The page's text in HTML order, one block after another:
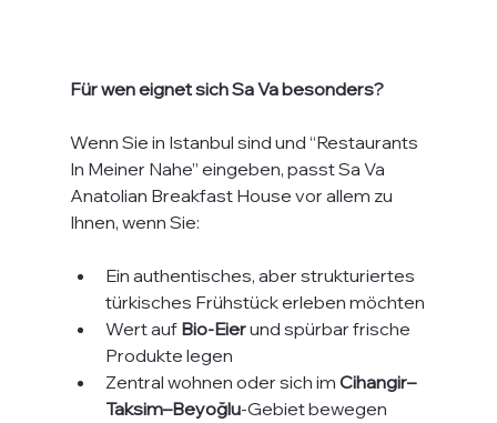
Für wen eignet sich Sa Va besonders?
Wenn Sie in Istanbul sind und “Restaurants
In Meiner Nahe” eingeben, passt Sa Va
Anatolian Breakfast House vor allem zu
Ihnen, wenn Sie:
Ein authentisches, aber strukturiertes
türkisches Frühstück erleben möchten
Wert auf Bio-Eier und spürbar frische
Produkte legen
Zentral wohnen oder sich im Cihangir–
Taksim–Beyoğlu-Gebiet bewegen